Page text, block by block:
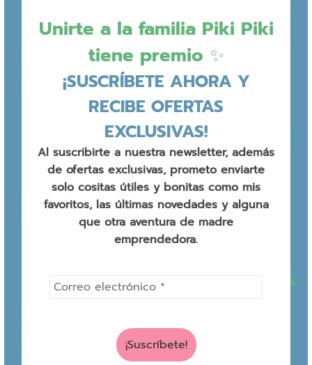
Unirte a la familia Piki Piki
tiene premio ✨
¡SUSCRÍBETE AHORA Y
RECIBE OFERTAS
EXCLUSIVAS!
Al suscribirte a nuestra newsletter, además
de ofertas exclusivas, prometo enviarte
solo cositas útiles y bonitas como mis
favoritos, las últimas novedades y alguna
que otra aventura de madre
emprendedora.